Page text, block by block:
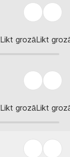
Likt grozāLikt
Likt grozāLikt